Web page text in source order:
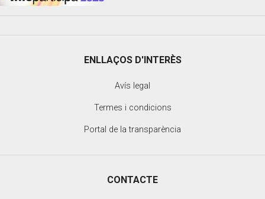
ENLLAÇOS D'INTERÈS
Avís legal
Termes i condicions
Portal de la transparència
CONTACTE